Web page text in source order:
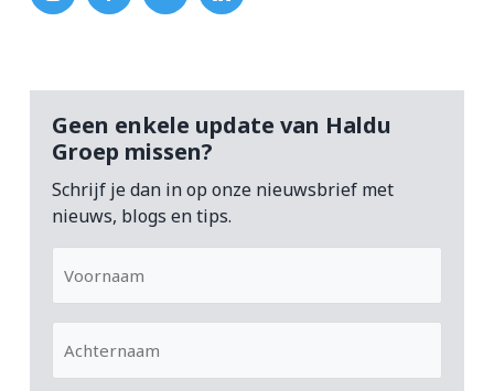
Geen enkele update van Haldu
Groep missen?
Schrijf je dan in op onze nieuwsbrief met
nieuws, blogs en tips.
Voornaam
Achternaam